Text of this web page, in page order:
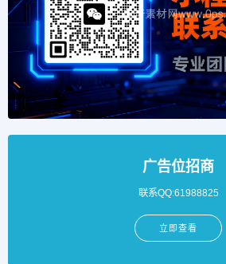
广告位招商
联系QQ:61988825
立即查看